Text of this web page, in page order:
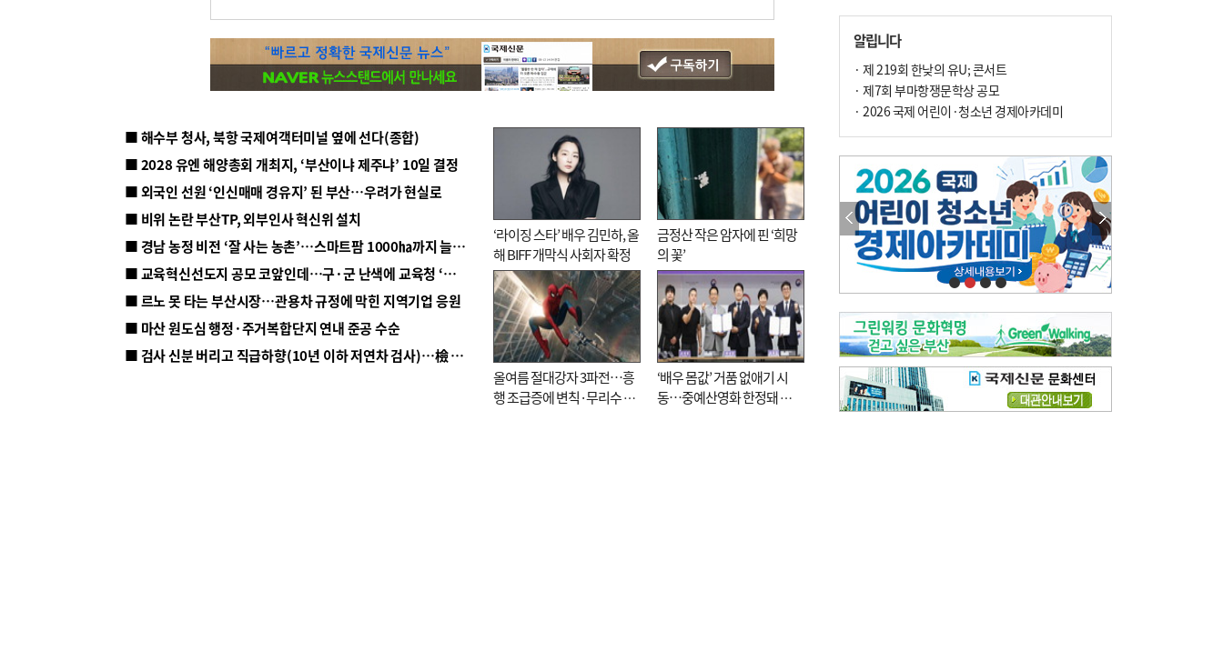
■ 해수부 청사, 북항 국제여객터미널 옆에 선다(종합)
■ 2028 유엔 해양총회 개최지, ‘부산이냐 제주냐’ 10일 결정
■ 외국인 선원 ‘인신매매 경유지’ 된 부산…우려가 현실로
■ 비위 논란 부산TP, 외부인사 혁신위 설치
■ 경남 농정 비전 ‘잘 사는 농촌’…스마트팜 1000㏊까지 늘린다
■ 교육혁신선도지 공모 코앞인데…구·군 난색에 교육청 ‘쩔쩔’
■ 르노 못 타는 부산시장…관용차 규정에 막힌 지역기업 응원
■ 마산 원도심 행정·주거복합단지 연내 준공 수순
■ 검사 신분 버리고 직급하향(10년 이하 저연차 검사)…檢 중수청행 기피
‘라이징 스타’ 배우 김민하, 올
해 BIFF 개막식 사회자 확정
금정산 작은 암자에 핀 ‘희망
의 꽃’
올여름 절대강자 3파전…흥
행 조급증에 변칙·무리수 마
‘배우 몸값’ 거품 없애기 시
동…중예산영화 한정돼 실
알립니다
· 제 219회 한낮의 유U; 콘서트
· 제7회 부마항쟁문학상 공모
· 2026 국제 어린이·청소년 경제아카데미